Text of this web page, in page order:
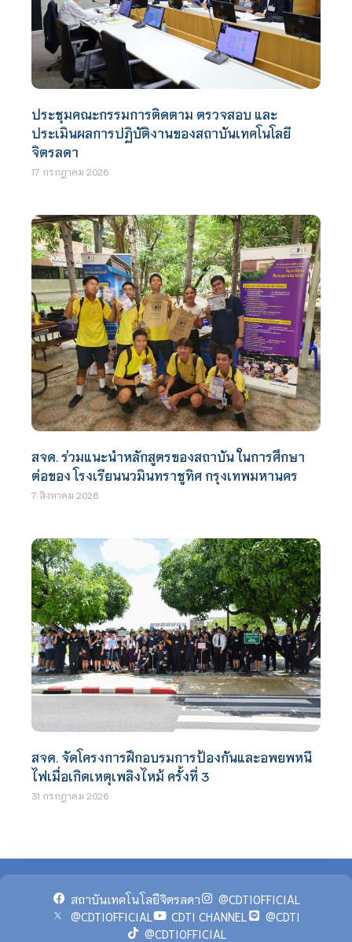
ประชุมคณะกรรมการติดตาม ตรวจสอบ และ
ประเมินผลการปฏิบัติงานของสถาบันเทคโนโลยี
จิตรลดา
17 กรกฎาคม 2026
สจด. ร่วมแนะนำหลักสูตรของสถาบัน ในการศึกษา
ต่อของ โรงเรียนนวมินทราชูทิศ กรุงเทพมหานคร
7 สิงหาคม 2026
สจด. จัดโครงการฝึกอบรมการป้องกันและอพยพหนี
ไฟเมื่อเกิดเหตุเพลิงไหม้ ครั้งที่ 3
31 กรกฎาคม 2026
สถาบันเทคโนโลยีจิตรลดา
@CDTIOFFICIAL
@CDTIOFFICIAL
CDTI CHANNEL
@CDTI
@CDTIOFFICIAL